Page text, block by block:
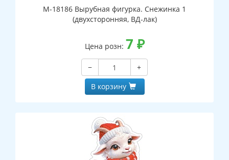
М-18186 Вырубная фигурка. Снежинка 1
(двухсторонняя, ВД-лак)
Цена розн: 7 ₽
−
+
В корзину